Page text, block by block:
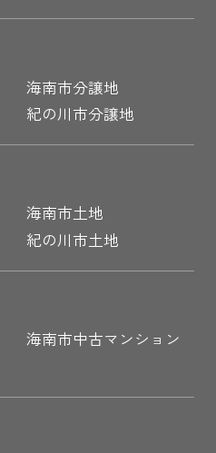
海南市分譲地
紀の川市分譲地
海南市土地
紀の川市土地
海南市中古マンション